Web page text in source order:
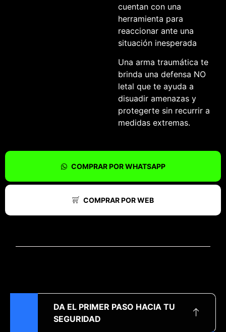
cuentan con una
herramienta para
reaccionar ante una
situación inesperada
Una arma traumática te
brinda una defensa NO
letal que te ayuda a
disuadir amenazas y
protegerte sin recurrir a
medidas extremas.
COMPRAR POR WHATSAPP
COMPRAR POR WEB
DA EL PRIMER PASO HACIA TU
SEGURIDAD